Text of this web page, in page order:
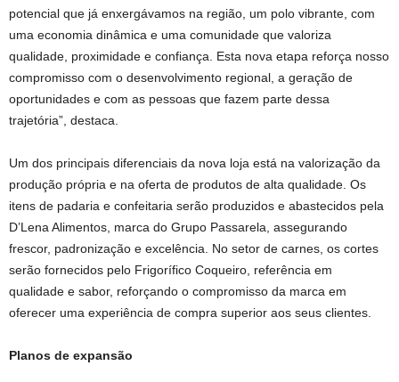
potencial que já enxergávamos na região, um polo vibrante, com
uma economia dinâmica e uma comunidade que valoriza
qualidade, proximidade e confiança. Esta nova etapa reforça nosso
compromisso com o desenvolvimento regional, a geração de
oportunidades e com as pessoas que fazem parte dessa
trajetória”, destaca.
Um dos principais diferenciais da nova loja está na valorização da
produção própria e na oferta de produtos de alta qualidade. Os
itens de padaria e confeitaria serão produzidos e abastecidos pela
D’Lena Alimentos, marca do Grupo Passarela, assegurando
frescor, padronização e excelência. No setor de carnes, os cortes
serão fornecidos pelo Frigorífico Coqueiro, referência em
qualidade e sabor, reforçando o compromisso da marca em
oferecer uma experiência de compra superior aos seus clientes.
Planos de expansão